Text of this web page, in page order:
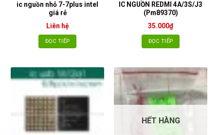
ic nguồn nhỏ 7-7plus intel
giá rẻ
Liên hệ
ĐỌC TIẾP
IC NGUỒN REDMI 4A/3S/J3
(Pm89370)
35.000₫
ĐỌC TIẾP
HẾT HÀNG